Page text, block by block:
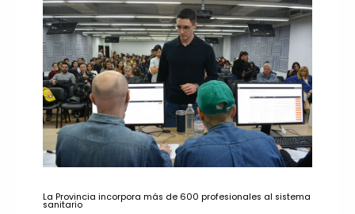
La Provincia incorpora más de 600 profesionales al sistema
sanitario